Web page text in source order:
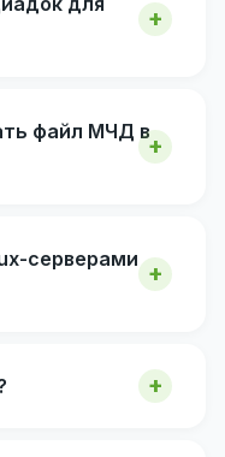
файл МЧД в
серверами